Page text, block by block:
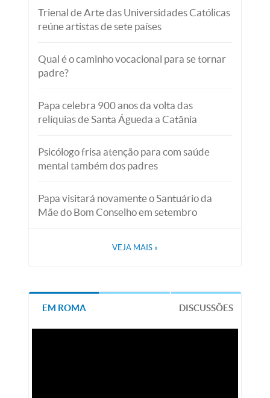
Trienal de Arte das Universidades Católicas
reúne artistas de sete países
Qual é o caminho vocacional para se tornar
padre?
Papa celebra 900 anos da volta das
relíquias de Santa Águeda a Catânia
Psicólogo frisa atenção para com saúde
mental também dos padres
Papa visitará novamente o Santuário da
Mãe do Bom Conselho em setembro
VEJA MAIS »
EM ROMA DISCUSSÕES